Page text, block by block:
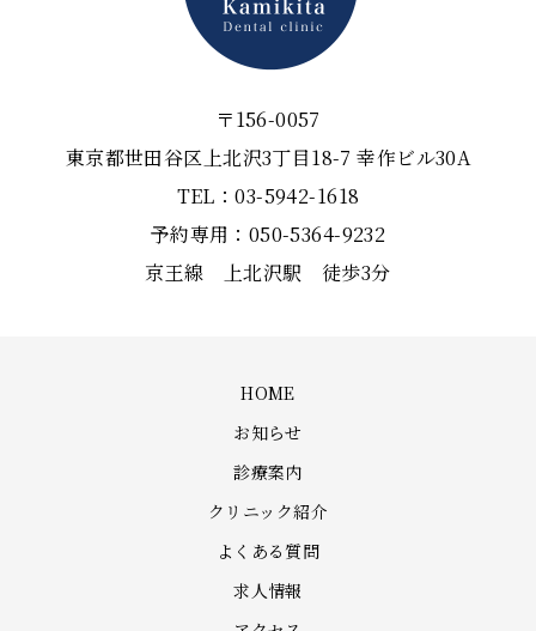
〒156-0057
東京都世田谷区上北沢3丁目18-7 幸作ビル30A
TEL：03-5942-1618
予約専用：050-5364-9232
京王線 上北沢駅 徒歩3分
HOME
お知らせ
診療案内
クリニック紹介
よくある質問
求人情報